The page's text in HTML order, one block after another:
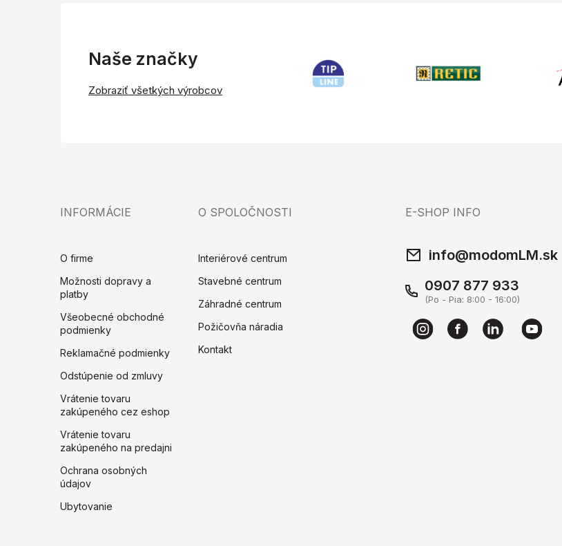
Naše značky
Zobraziť všetkých výrobcov
INFORMÁCIE
O firme
Možnosti dopravy a
platby
Všeobecné obchodné
podmienky
Reklamačné podmienky
Odstúpenie od zmluvy
Vrátenie tovaru
zakúpeného cez eshop
Vrátenie tovaru
zakúpeného na predajni
Ochrana osobných
údajov
Ubytovanie
O SPOLOČNOSTI
Interiérové centrum
Stavebné centrum
Záhradné centrum
Požičovňa náradia
Kontakt
E-SHOP INFO
info@modomLM.sk
0907 877 933
(Po - Pia: 8:00 - 16:00)